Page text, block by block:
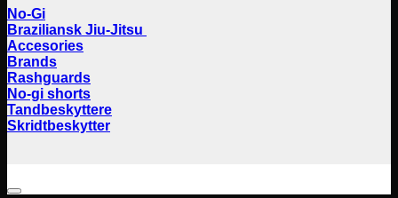
No-Gi
Braziliansk Jiu-Jitsu
Accesories
Brands
Rashguards
No-gi shorts
Tandbeskyttere
Skridtbeskytter